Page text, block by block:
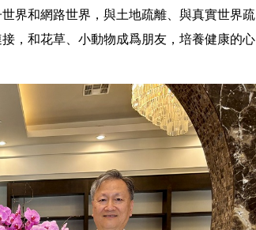
界和網路世界，與土地疏離、與真實世界疏
，和花草、小動物成爲朋友，培養健康的心